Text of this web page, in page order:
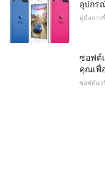
อุปกร
คู่มือการ
ซอฟต์
คุณเพื่
ซอฟต์แว